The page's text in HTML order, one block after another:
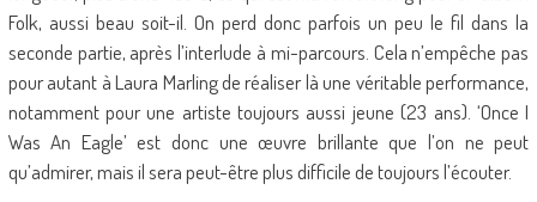
Folk, aussi beau soit-il. On perd donc parfois un peu le fil dans la
seconde partie, après l’interlude à mi-parcours. Cela n’empêche pas
pour autant à Laura Marling de réaliser là une véritable performance,
notamment pour une artiste toujours aussi jeune (23 ans). ‘Once I
Was An Eagle’ est donc une œuvre brillante que l’on ne peut
qu’admirer, mais il sera peut-être plus difficile de toujours l’écouter.